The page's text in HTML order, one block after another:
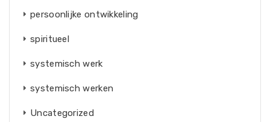
persoonlijke ontwikkeling
spiritueel
systemisch werk
systemisch werken
Uncategorized